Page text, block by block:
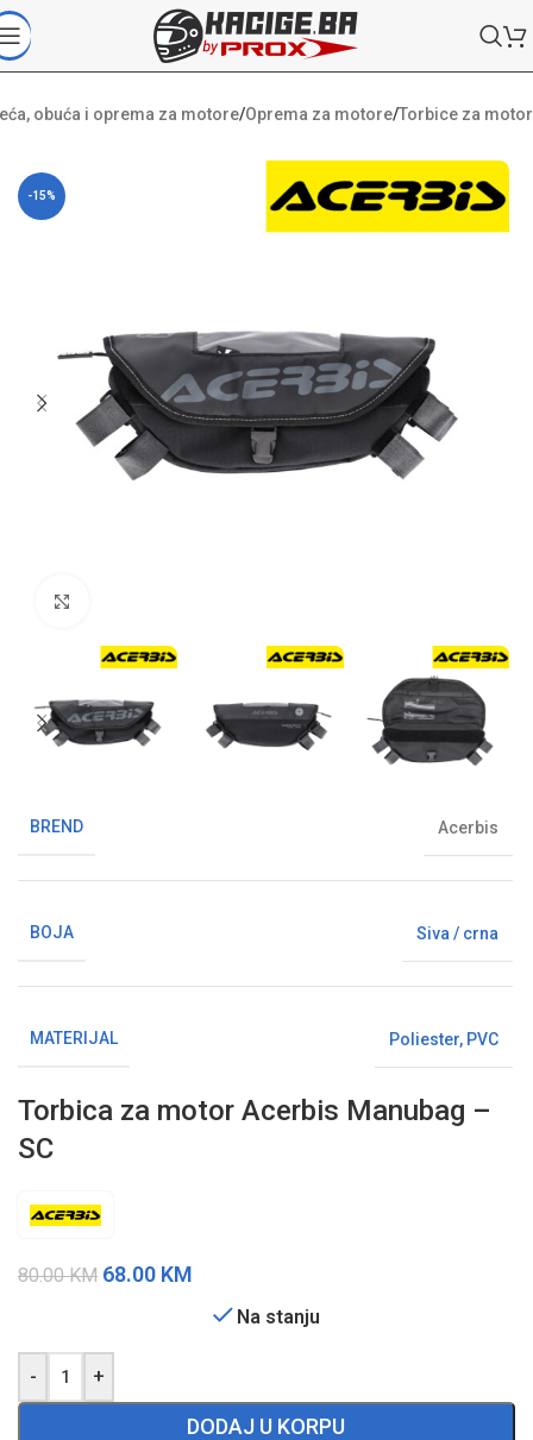
obuća i oprema za motore/Oprema za motore/Torbice za motor
-15%
BREND Acerbis
BOJA Siva / crna
MATERIJAL Poliester, PVC
Torbica za motor Acerbis Manubag –
SC
80.00KM 68.00 KM
Na stanju
- +
DODAJ U KORPU